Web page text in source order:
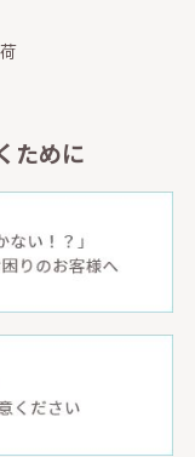
ために